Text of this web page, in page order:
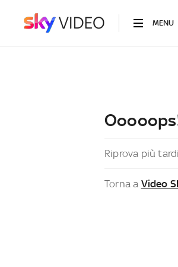
MENU
Riprova più tardi
Torna a Video